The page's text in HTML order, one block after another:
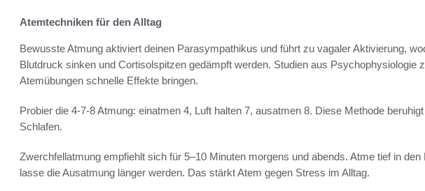
Atemtechniken für den Alltag
Bewusste Atmung aktiviert deinen Parasympathikus und führt zu vagaler Aktivierung,
Blutdruck sinken und Cortisolspitzen gedämpft werden. Studien aus Psychophysiologie
Atemübungen schnelle Effekte bringen.
Probier die 4-7-8 Atmung: einatmen 4, Luft halten 7, ausatmen 8. Diese Methode
Schlafen.
Zwerchfellatmung empfiehlt sich für 5–10 Minuten morgens und abends. Atme tief in
lasse die Ausatmung länger werden. Das stärkt Atem gegen Stress im Alltag.